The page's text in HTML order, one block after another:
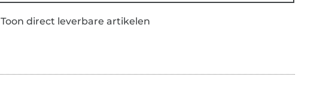
Toon direct leverbare artikelen